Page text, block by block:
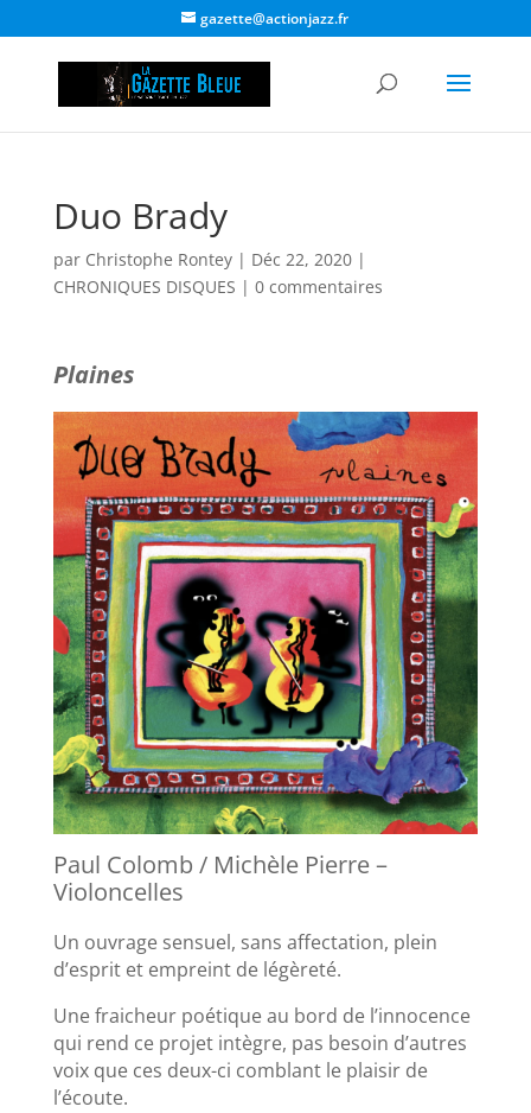
gazette@actionjazz.fr
Duo Brady
par Christophe Rontey| Déc 22, 2020|
CHRONIQUES DISQUES | 0 commentaires
Plaines
Paul Colomb / Michèle Pierre –
Violoncelles
Un ouvrage sensuel, sans affectation, plein
d’esprit et empreint de légèreté.
Une fraicheur poétique au bord de l’innocence
qui rend ce projet intègre, pas besoin d’autres
voix que ces deux-ci comblant le plaisir de
l’écoute.